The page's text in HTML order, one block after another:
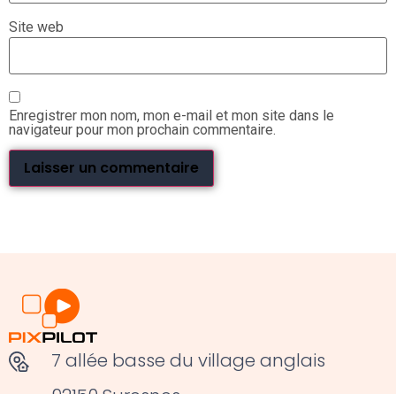
Site web
Enregistrer mon nom, mon e-mail et mon site dans le
navigateur pour mon prochain commentaire.
7 allée basse du village anglais